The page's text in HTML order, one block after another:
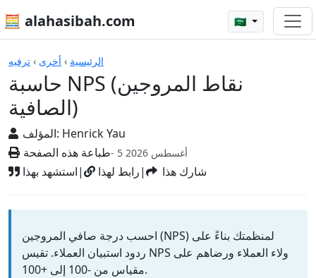
🧮 alahasibah.com 🇸🇦
الرئيسية › أخرى › ترفيه
حاسبة NPS (نقاط المروجين
الصافية)
المؤلف: Henrick Yau
طباعة هذه الصفحة
- 5 أغسطس 2026
استشهد بهذا| رابط لهذا| شارك هذا
الآلات الحاسبة
احسب درجة صافي المروجين (NPS) لمنظمتك بناءً على
ردود استبيان العملاء. تقيس NPS ولاء العملاء ورضاهم على
مقياس من -100 إلى +100.